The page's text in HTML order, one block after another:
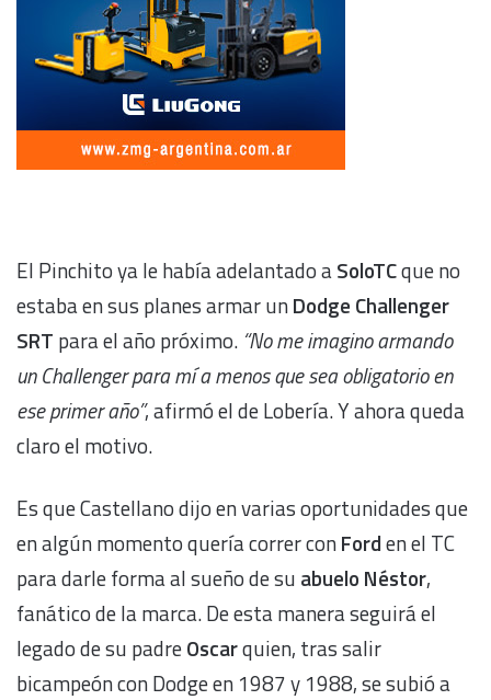
El Pinchito ya le había adelantado aSoloTCque no
estaba en sus planes armar unDodge Challenger
SRT para el año próximo. “No me imagino armando
un Challenger para mí a menos que sea obligatorio en
ese primer año”, afirmó el de Lobería. Y ahora queda
claro el motivo.
Es que Castellano dijo en varias oportunidades que
en algún momento quería correr conForden el TC
para darle forma al sueño de su abuelo Néstor,
fanático de la marca. De esta manera seguirá el
legado de su padreOscarquien, tras salir
bicampeón con Dodge en 1987 y 1988, se subió a